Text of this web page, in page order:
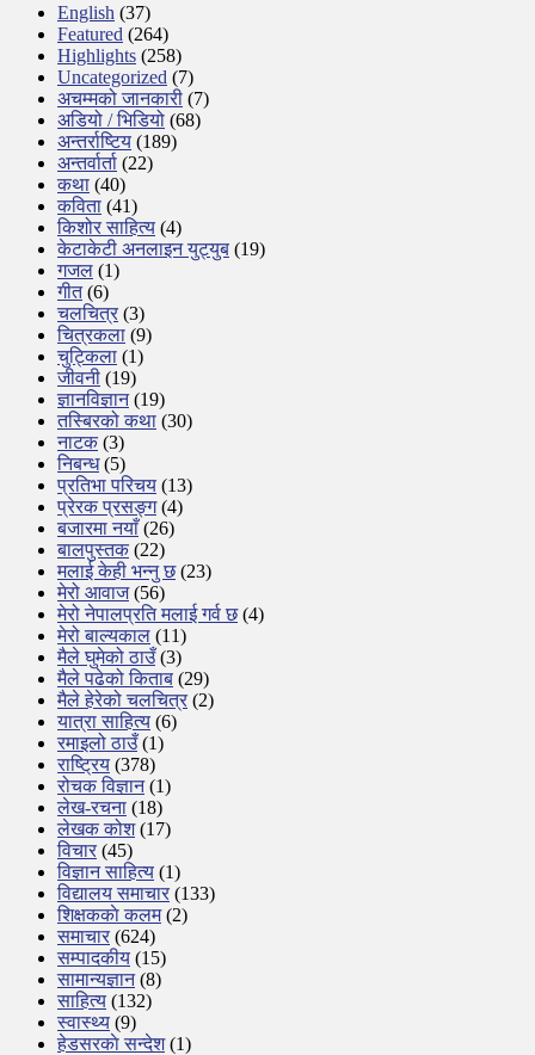
English (37)
Featured (264)
Highlights (258)
Uncategorized (7)
अचम्मको जानकारी (7)
अडियो / भिडियो (68)
अन्तर्राष्टिय (189)
अन्तर्वार्ता (22)
कथा (40)
कविता (41)
किशोर साहित्य (4)
केटाकेटी अनलाइन युट्युब (19)
गजल (1)
गीत(6)
चलचित्र (3)
चित्रकला (9)
चुट्किला (1)
जीवनी (19)
ज्ञानविज्ञान(19)
तस्बिरको कथा (30)
नाटक(3)
निबन्ध(5)
प्रतिभा परिचय (13)
प्रेरक प्रसङ्ग(4)
बजारमा नयाँ(26)
बालपुस्तक(22)
मलाई केही भन्नु छ(23)
मेरो आवाज(56)
मेरो नेपालप्रति मलाई गर्व छ(4)
मेरो बाल्यकाल (11)
मैले घुमेको ठाउँ(3)
मैले पढेको किताब (29)
मैले हेरेको चलचित्र (2)
यात्रा साहित्य (6)
रमाइलो ठाउँ(1)
राष्ट्रिय (378)
रोचक विज्ञान(1)
लेख-रचना (18)
लेखक कोश(17)
विचार (45)
विज्ञान साहित्य (1)
विद्यालय समाचार (133)
शिक्षककाे कलम(2)
समाचार (624)
सम्पादकीय (15)
सामान्यज्ञान(8)
साहित्य (132)
स्वास्थ्य (9)
हेडसरकाे सन्देश(1)